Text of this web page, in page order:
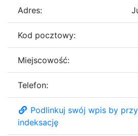
Adres:
Kod pocztowy:
Miejscowość:
Telefon:
Podlinkuj swój wpis by
indeksację